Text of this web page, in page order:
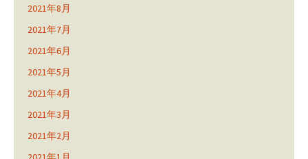
2021年8月
2021年7月
2021年6月
2021年5月
2021年4月
2021年3月
2021年2月